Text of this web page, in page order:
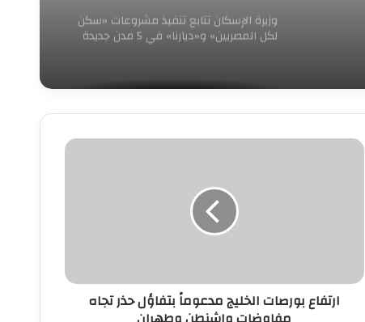
وزيرة الإسكان تتابع تنفيذ مشروعات «سكن
لكل المصريين» و«ديارنا» في 5 مدن جديدة
ارتفاع
واشنطن
وطهرانارتفاع بورصات الخليج مدعوماً بتفاؤل حذر تجاه